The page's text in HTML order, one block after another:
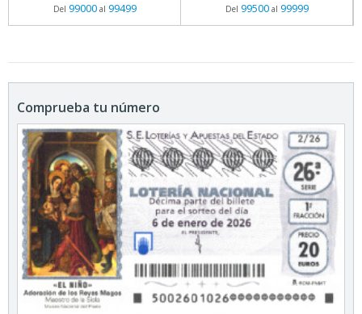
Del 99000al 99499 Del 99500al 99999
Comprueba tu número